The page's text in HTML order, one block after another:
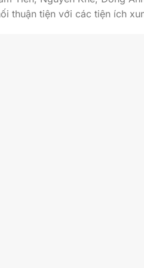
thuận tiện với các tiện ích